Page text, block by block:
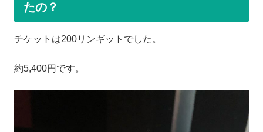
たの？
チケットは200リンギットでした。
約5,400円です。